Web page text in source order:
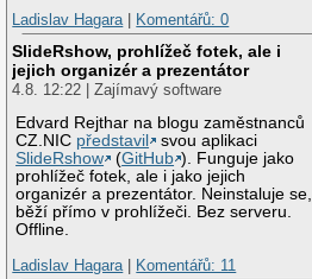
Ladislav Hagara| Komentářů: 0
SlideRshow, prohlížeč fotek, ale i
jejich organizér a prezentátor
4.8. 12:22 | Zajímavý software
Edvard Rejthar na blogu zaměstnanců
CZ.NIC představil
svou aplikaci
SlideRshow
(GitHub ). Funguje jako
prohlížeč fotek, ale i jako jejich
organizér a prezentátor. Neinstaluje se,
běží přímo v prohlížeči. Bez serveru.
Offline.
Ladislav Hagara| Komentářů: 11